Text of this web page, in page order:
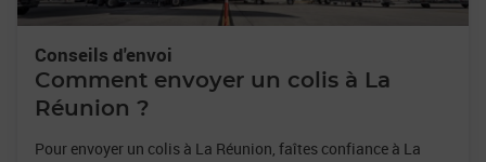
Conseils d'envoi
Comment envoyer un colis à La
Réunion ?
Pour envoyer un colis à La Réunion, faîtes confiance à La